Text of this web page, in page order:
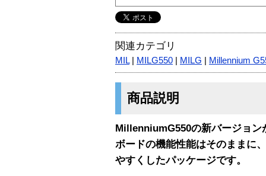
関連カテゴリ
MIL| MILG550 MILG Millennium
商品説明
MillenniumG550の新バージョン
ボードの機能性能はそのままに
やすくしたパッケージです。